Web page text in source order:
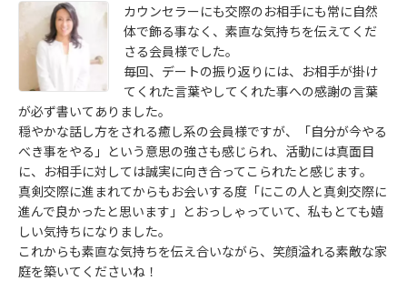
カウンセラーにも交際のお相手にも常に自然
体で飾る事なく、素直な気持ちを伝えてくだ
さる会員様でした。
毎回、デートの振り返りには、お相手が掛け
てくれた言葉やしてくれた事への感謝の言葉
が必ず書いてありました。
穏やかな話し方をされる癒し系の会員様ですが、「自分が今やる
べき事をやる」という意思の強さも感じられ、活動には真面目
に、お相手に対しては誠実に向き合ってこられたと感じます。
真剣交際に進まれてからもお会いする度「にこの人と真剣交際に
進んで良かったと思います」とおっしゃっていて、私もとても嬉
しい気持ちになりました。
これからも素直な気持ちを伝え合いながら、笑顔溢れる素敵な家
庭を築いてくださいね！